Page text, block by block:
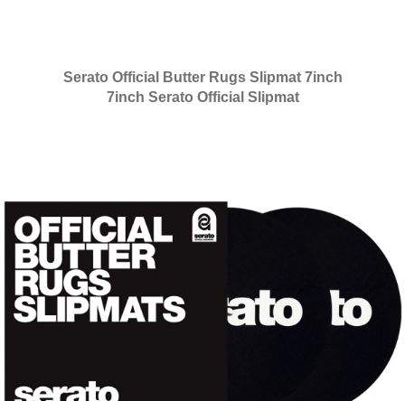
페이코 ID로
Serato Official Butter Rugs Slipmat 7inch
7inch Serato Official Slipmat